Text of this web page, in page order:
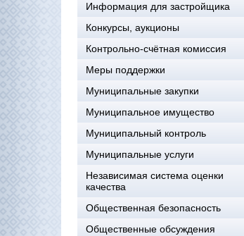
Информация для застройщика
Конкурсы, аукционы
Контрольно-счётная комиссия
Меры поддержки
Муниципальные закупки
Муниципальное имущество
Муниципальный контроль
Муниципальные услуги
Независимая система оценки
качества
Общественная безопасность
Общественные обсуждения